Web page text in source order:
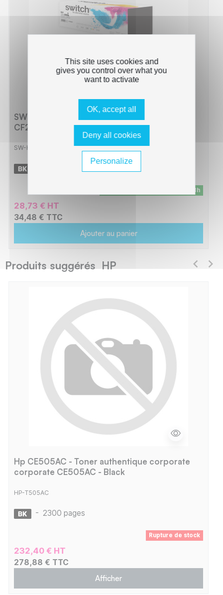
SWITCH Toner compatible avec CE505A,
CF280A - Noir
SW-HT505_
En stock - Livraison sous 24/48h
28,73 € HT
34,48 € TTC
Ajouter au panier
Produits suggérés HP
Hp CE505AC - Toner authentique corporate
corporate CE505AC - Black
HP-T505AC
- 2300 pages
Rupture de stock
232,40 € HT
278,88 € TTC
Afficher
This site uses cookies and
gives you control over what you
want to activate
OK, accept all
Deny all cookies
Personalize